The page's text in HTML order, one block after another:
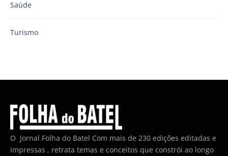
Saúde
Turismo
O Jornal Folha do Batel Com mais de 230 edições editadas e
impressas , retrata temas e conceitos que constrói ao longo